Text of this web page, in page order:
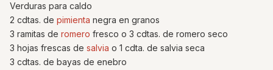
Verduras para caldo
2 cdtas. de pimienta negra en granos
3 ramitas de romero fresco o 3 cdtas. de romero seco
3 hojas frescas de salvia o 1 cdta. de salvia seca
3 cdtas. de bayas de enebro